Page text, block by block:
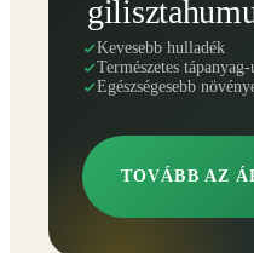
Kevesebb hulladék
Természetes
Egészségesebb
TOVÁBB AZ